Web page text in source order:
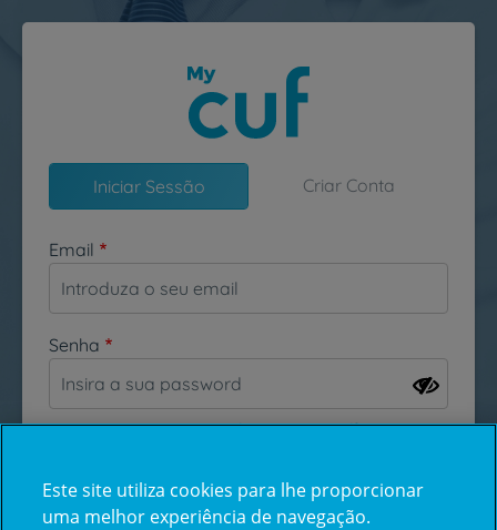
Passar para o conteúdo principal
Iniciar Sessão Criar Conta
Email
Senha
Esqueceu-se da sua password?
Este site utiliza cookies para lhe proporcionar
uma melhor experiência de navegação.